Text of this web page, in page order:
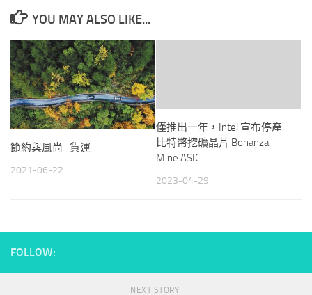
YOU MAY ALSO LIKE...
節約與風尚_貨運
2021-06-22
僅推出一年，Intel 宣布停產
比特幣挖礦晶片 Bonanza
Mine ASIC
2023-04-29
FOLLOW:
NEXT STORY